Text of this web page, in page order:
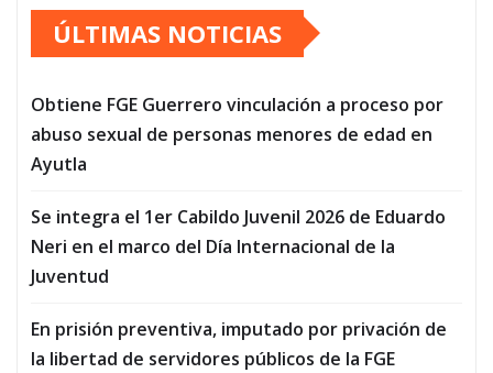
ÚLTIMAS NOTICIAS
Obtiene FGE Guerrero vinculación a proceso por
abuso sexual de personas menores de edad en
Ayutla
Se integra el 1er Cabildo Juvenil 2026 de Eduardo
Neri en el marco del Día Internacional de la
Juventud
En prisión preventiva, imputado por privación de
la libertad de servidores públicos de la FGE